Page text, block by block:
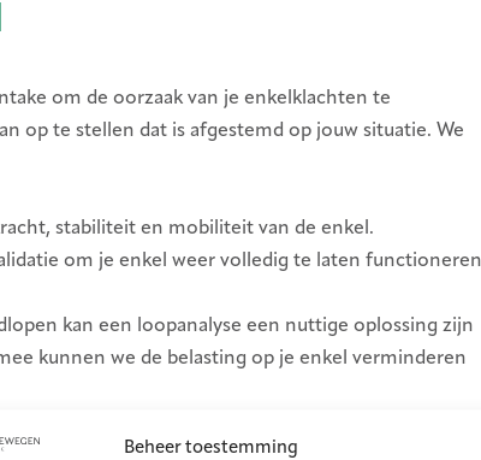
Beheer toestemming
om de oorzaak van je enkelklachten te
op te stellen dat is afgestemd op jouw situatie. We
stabiliteit en mobiliteit van de enkel.
om je enkel weer volledig te laten functioneren
kan een loopanalyse een nuttige oplossing zijn
kunnen we de belasting op je enkel verminderen
te vermijden en je herstel te versnellen.